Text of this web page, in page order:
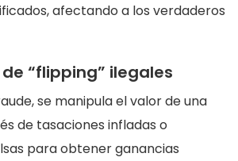
afectando a los verdaderos
“flipping” ilegales
se manipula el valor de una
de tasaciones infladas o
para obtener ganancias